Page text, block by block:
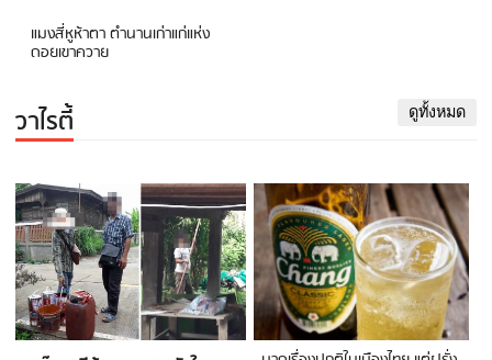
แมงสี่หูห้าตา ตำนานเก่าแก่แห่ง
ดอยเขาควาย
วาไรตี้ ดูทั้งหมด